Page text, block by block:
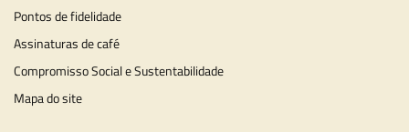
Pontos de fidelidade
Assinaturas de café
Compromisso Social e Sustentabilidade
Mapa do site